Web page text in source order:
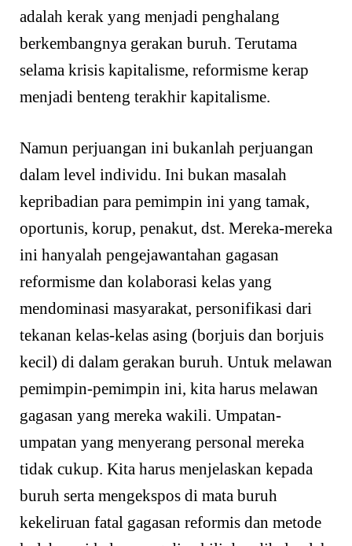
adalah kerak yang menjadi penghalang
berkembangnya gerakan buruh. Terutama
selama krisis kapitalisme, reformisme kerap
menjadi benteng terakhir kapitalisme.
Namun perjuangan ini bukanlah perjuangan
dalam level individu. Ini bukan masalah
kepribadian para pemimpin ini yang tamak,
oportunis, korup, penakut, dst. Mereka-mereka
ini hanyalah pengejawantahan gagasan
reformisme dan kolaborasi kelas yang
mendominasi masyarakat, personifikasi dari
tekanan kelas-kelas asing (borjuis dan borjuis
kecil) di dalam gerakan buruh. Untuk melawan
pemimpin-pemimpin ini, kita harus melawan
gagasan yang mereka wakili. Umpatan-
umpatan yang menyerang personal mereka
tidak cukup. Kita harus menjelaskan kepada
buruh serta mengekspos di mata buruh
kekeliruan fatal gagasan reformis dan metode